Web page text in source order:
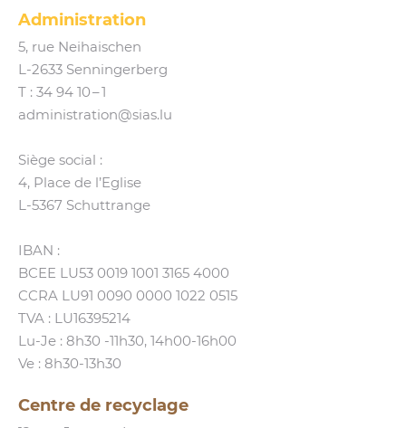
Administration
5, rue Neihaischen
L‑2633 Senningerberg
T : 34 94 10 – 1
administration@​sias.​lu
Siège social :
4, Place de l’Eglise
L‑5367 Schuttrange
IBAN :
BCEE LU53 0019 1001 3165 4000
CCRA LU91 0090 0000 1022 0515
TVA : LU16395214
Lu-Je : 8h30 ‑11h30, 14h00-16h00
Ve : 8h30-13h30
Centre de recyclage